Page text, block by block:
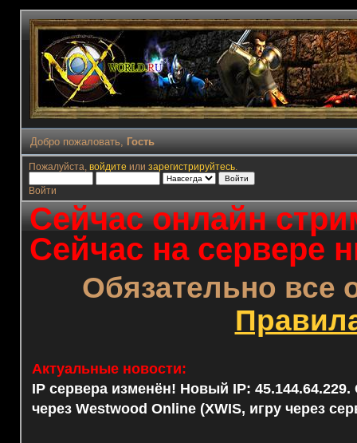
Добро пожаловать, Гость
Пожалуйста, войдите или зарегистрируйтесь.
Войти
Сейчас онлайн
Сейчас на сервере
Обязательно все
Актуальные новости:
IP сервера изменён! Новый IP: 45.144.64.229.
через Westwood Online (XWIS, игру через